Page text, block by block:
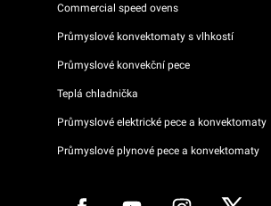
Commercial speed ovens
Průmyslové konvektomaty s vlhkostí
Průmyslové konvekční pece
Teplá chladnička
Průmyslové elektrické pece a konvektomaty
Průmyslové plynové pece a konvektomaty